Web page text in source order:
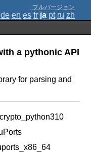
; フルバージョン
de en es fr ja pt ru zh
a pythonic API
for parsing and